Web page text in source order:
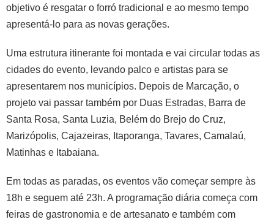
objetivo é resgatar o forró tradicional e ao mesmo tempo
apresentá-lo para as novas gerações.
Uma estrutura itinerante foi montada e vai circular todas as
cidades do evento, levando palco e artistas para se
apresentarem nos municípios. Depois de Marcação, o
projeto vai passar também por Duas Estradas, Barra de
Santa Rosa, Santa Luzia, Belém do Brejo do Cruz,
Marizópolis, Cajazeiras, Itaporanga, Tavares, Camalaú,
Matinhas e Itabaiana.
Em todas as paradas, os eventos vão começar sempre às
18h e seguem até 23h. A programação diária começa com
feiras de gastronomia e de artesanato e também com